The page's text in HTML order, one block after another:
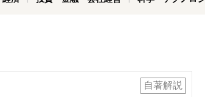
自著解説